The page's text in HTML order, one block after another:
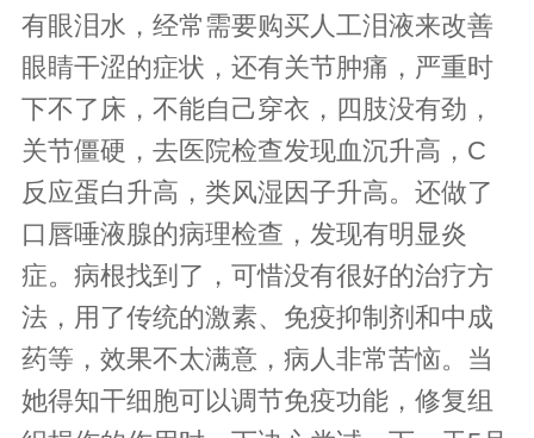
有眼泪水，经常需要购买人工泪液来改善
眼睛干涩的症状，还有关节肿痛，严重时
下不了床，不能自己穿衣，四肢没有劲，
关节僵硬，去医院检查发现血沉升高，C
反应蛋白升高，类风湿因子升高。还做了
口唇唾液腺的病理检查，发现有明显炎
症。病根找到了，可惜没有很好的治疗方
法，用了传统的激素、免疫抑制剂和中成
药等，效果不太满意，病人非常苦恼。当
她得知干细胞可以调节免疫功能，修复组